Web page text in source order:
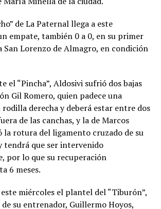
de La Paternal llega a este
empate, también 0 a 0, en su primer
Lorenzo de Almagro, en condición
el “Pincha”, Aldosivi sufrió dos bajas
Gil Romero, quien padece una
derecha y deberá estar entre dos
de las canchas, y la de Marcos
la rotura del ligamento cruzado de su
tendrá que ser intervenido
por lo que su recuperación
6 meses.
miércoles el plantel del “Tiburón”,
su entrenador, Guillermo Hoyos,